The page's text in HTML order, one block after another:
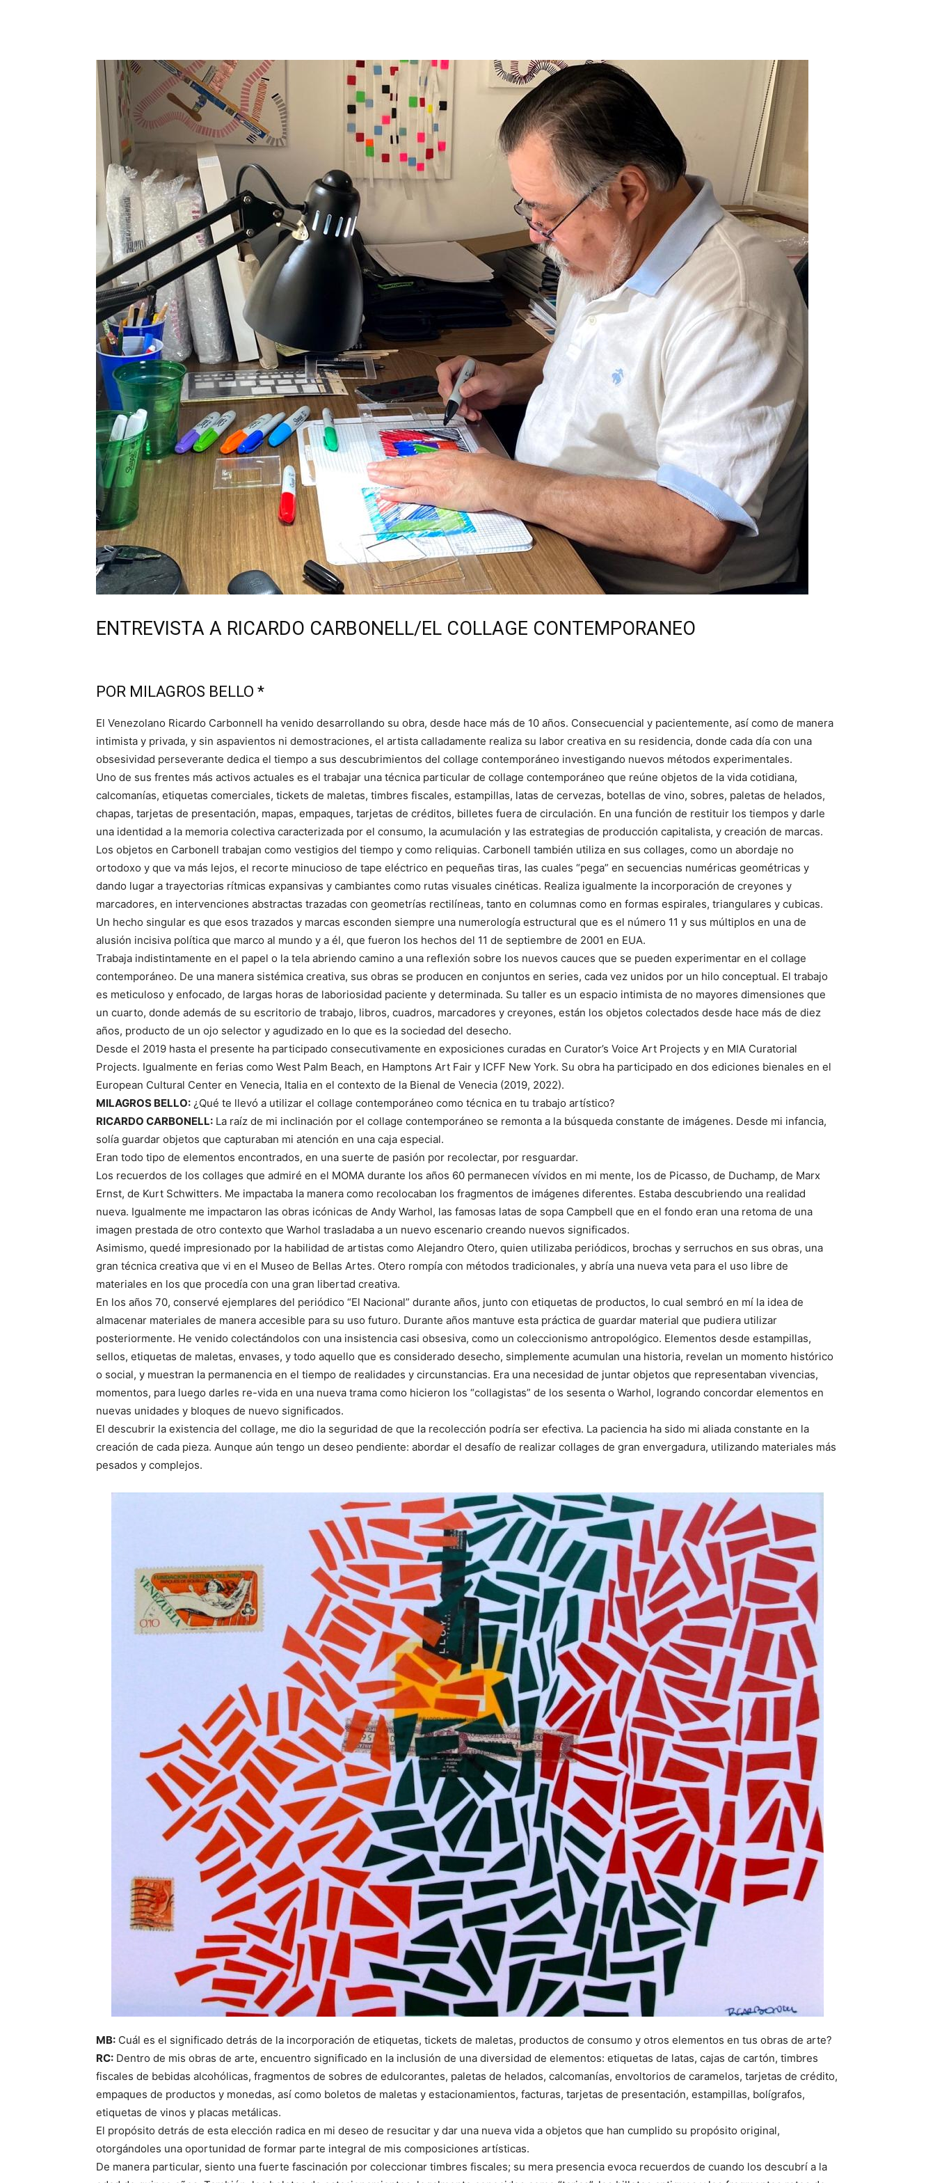
ENTREVISTA A RICARDO CARBONELL/EL COLLAGE CONTEMPORANEO
POR MILAGROS BELLO *
El Venezolano Ricardo Carbonnell ha venido desarrollando su obra, desde hace más de 10 años. Consecuencial y pacientemente, así como de manera
intimista y privada, y sin aspavientos ni demostraciones, el artista calladamente realiza su labor creativa en su residencia, donde cada día con una
obsesividad perseverante dedica el tiempo a sus descubrimientos del collage contemporáneo investigando nuevos métodos experimentales.
Uno de sus frentes más activos actuales es el trabajar una técnica particular de collage contemporáneo que reúne objetos de la vida cotidiana,
calcomanías, etiquetas comerciales, tickets de maletas, timbres fiscales, estampillas, latas de cervezas, botellas de vino, sobres, paletas de helados,
chapas, tarjetas de presentación, mapas, empaques, tarjetas de créditos, billetes fuera de circulación. En una función de restituir los tiempos y darle
una identidad a la memoria colectiva caracterizada por el consumo, la acumulación y las estrategias de producción capitalista, y creación de marcas.
Los objetos en Carbonell trabajan como vestigios del tiempo y como reliquias. Carbonell también utiliza en sus collages, como un abordaje no
ortodoxo y que va más lejos, el recorte minucioso de tape eléctrico en pequeñas tiras, las cuales “pega” en secuencias numéricas geométricas y
dando lugar a trayectorias rítmicas expansivas y cambiantes como rutas visuales cinéticas. Realiza igualmente la incorporación de creyones y
marcadores, en intervenciones abstractas trazadas con geometrías rectilíneas, tanto en columnas como en formas espirales, triangulares y cubicas.
Un hecho singular es que esos trazados y marcas esconden siempre una numerología estructural que es el número 11 y sus múltiplos en una de
alusión incisiva política que marco al mundo y a él, que fueron los hechos del 11 de septiembre de 2001 en EUA.
Trabaja indistintamente en el papel o la tela abriendo camino a una reflexión sobre los nuevos cauces que se pueden experimentar en el collage
contemporáneo. De una manera sistémica creativa, sus obras se producen en conjuntos en series, cada vez unidos por un hilo conceptual. El trabajo
es meticuloso y enfocado, de largas horas de laboriosidad paciente y determinada. Su taller es un espacio intimista de no mayores dimensiones que
un cuarto, donde además de su escritorio de trabajo, libros, cuadros, marcadores y creyones, están los objetos colectados desde hace más de diez
años, producto de un ojo selector y agudizado en lo que es la sociedad del desecho.
Desde el 2019 hasta el presente ha participado consecutivamente en exposiciones curadas en Curator’s Voice Art Projects y en MIA Curatorial
Projects. Igualmente en ferias como West Palm Beach, en Hamptons Art Fair y ICFF New York. Su obra ha participado en dos ediciones bienales en el
European Cultural Center en Venecia, Italia en el contexto de la Bienal de Venecia (2019, 2022).
MILAGROS BELLO: ¿Qué te llevó a utilizar el collage contemporáneo como técnica en tu trabajo artístico?
RICARDO CARBONELL: La raíz de mi inclinación por el collage contemporáneo se remonta a la búsqueda constante de imágenes. Desde mi infancia,
solía guardar objetos que capturaban mi atención en una caja especial.
Eran todo tipo de elementos encontrados, en una suerte de pasión por recolectar, por resguardar.
Los recuerdos de los collages que admiré en el MOMA durante los años 60 permanecen vívidos en mi mente, los de Picasso, de Duchamp, de Marx
Ernst, de Kurt Schwitters. Me impactaba la manera como recolocaban los fragmentos de imágenes diferentes. Estaba descubriendo una realidad
nueva. Igualmente me impactaron las obras icónicas de Andy Warhol, las famosas latas de sopa Campbell que en el fondo eran una retoma de una
imagen prestada de otro contexto que Warhol trasladaba a un nuevo escenario creando nuevos significados.
Asimismo, quedé impresionado por la habilidad de artistas como Alejandro Otero, quien utilizaba periódicos, brochas y serruchos en sus obras, una
gran técnica creativa que vi en el Museo de Bellas Artes. Otero rompía con métodos tradicionales, y abría una nueva veta para el uso libre de
materiales en los que procedía con una gran libertad creativa.
En los años 70, conservé ejemplares del periódico “El Nacional” durante años, junto con etiquetas de productos, lo cual sembró en mí la idea de
almacenar materiales de manera accesible para su uso futuro. Durante años mantuve esta práctica de guardar material que pudiera utilizar
posteriormente. He venido colectándolos con una insistencia casi obsesiva, como un coleccionismo antropológico. Elementos desde estampillas,
sellos, etiquetas de maletas, envases, y todo aquello que es considerado desecho, simplemente acumulan una historia, revelan un momento histórico
o social, y muestran la permanencia en el tiempo de realidades y circunstancias. Era una necesidad de juntar objetos que representaban vivencias,
momentos, para luego darles re-vida en una nueva trama como hicieron los “collagistas” de los sesenta o Warhol, logrando concordar elementos en
nuevas unidades y bloques de nuevo significados.
El descubrir la existencia del collage, me dio la seguridad de que la recolección podría ser efectiva. La paciencia ha sido mi aliada constante en la
creación de cada pieza. Aunque aún tengo un deseo pendiente: abordar el desafío de realizar collages de gran envergadura, utilizando materiales más
pesados y complejos.
MB: Cuál es el significado detrás de la incorporación de etiquetas, tickets de maletas, productos de consumo y otros elementos en tus obras de arte?
RC: Dentro de mis obras de arte, encuentro significado en la inclusión de una diversidad de elementos: etiquetas de latas, cajas de cartón, timbres
fiscales de bebidas alcohólicas, fragmentos de sobres de edulcorantes, paletas de helados, calcomanías, envoltorios de caramelos, tarjetas de crédito,
empaques de productos y monedas, así como boletos de maletas y estacionamientos, facturas, tarjetas de presentación, estampillas, bolígrafos,
etiquetas de vinos y placas metálicas.
El propósito detrás de esta elección radica en mi deseo de resucitar y dar una nueva vida a objetos que han cumplido su propósito original,
otorgándoles una oportunidad de formar parte integral de mis composiciones artísticas.
De manera particular, siento una fuerte fascinación por coleccionar timbres fiscales; su mera presencia evoca recuerdos de cuando los descubrí a la